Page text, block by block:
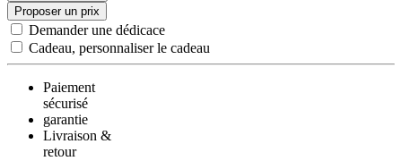
Proposer un prix
Demander une dédicace
Cadeau, personnaliser le cadeau
Paiement
sécurisé
garantie
Livraison &
retour